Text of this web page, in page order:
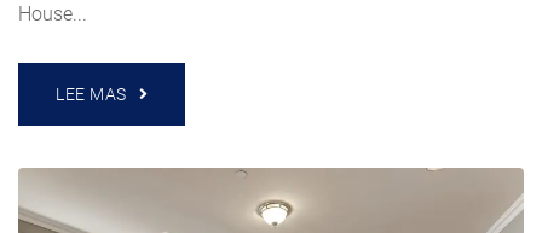
House...
LEE MAS